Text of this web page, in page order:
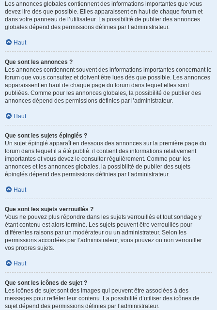
Les annonces globales contiennent des informations importantes que vous
devez lire dès que possible. Elles apparaissent en haut de chaque forum et
dans votre panneau de l’utilisateur. La possibilité de publier des annonces
globales dépend des permissions définies par l’administrateur.
Haut
Que sont les annonces ?
Les annonces contiennent souvent des informations importantes concernant le
forum que vous consultez et doivent être lues dès que possible. Les annonces
apparaissent en haut de chaque page du forum dans lequel elles sont
publiées. Comme pour les annonces globales, la possibilité de publier des
annonces dépend des permissions définies par l’administrateur.
Haut
Que sont les sujets épinglés ?
Un sujet épinglé apparaît en dessous des annonces sur la première page du
forum dans lequel il a été publié. il contient des informations relativement
importantes et vous devez le consulter régulièrement. Comme pour les
annonces et les annonces globales, la possibilité de publier des sujets
épinglés dépend des permissions définies par l’administrateur.
Haut
Que sont les sujets verrouillés ?
Vous ne pouvez plus répondre dans les sujets verrouillés et tout sondage y
étant contenu est alors terminé. Les sujets peuvent être verrouillés pour
différentes raisons par un modérateur ou un administrateur. Selon les
permissions accordées par l’administrateur, vous pouvez ou non verrouiller
vos propres sujets.
Haut
Que sont les icônes de sujet ?
Les icônes de sujet sont des images qui peuvent être associées à des
messages pour refléter leur contenu. La possibilité d’utiliser des icônes de
sujet dépend des permissions définies par l’administrateur.